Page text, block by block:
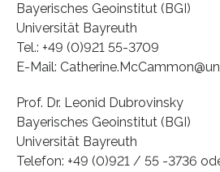
Bayerisches Geoinstitut (BGI)
Universität Bayreuth
Tel.: +49 (0)921 55-3709
E-Mail:
Prof. Dr. Leonid Dubrovinsky
Bayerisches Geoinstitut (BGI)
Universität Bayreuth
Telefon: +49 (0)921 / 55 -3736